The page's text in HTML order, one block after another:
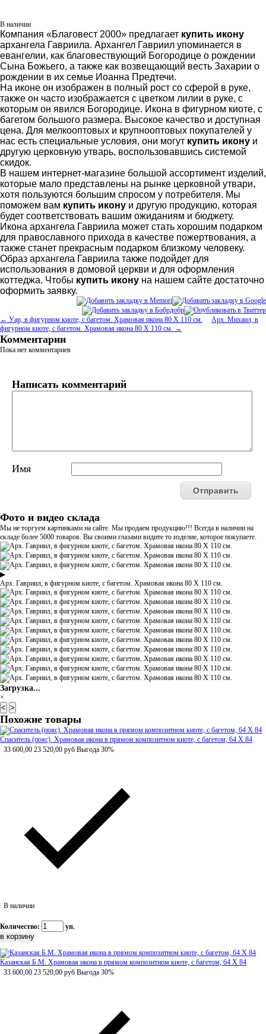
В наличии
Компания «Благовест 2000» предлагает купить икону
архангела Гавриила. Архангел Гавриил упоминается в
евангелии, как благовествующий Богородице о рождении
Сына Божьего, а также как возвещающий весть Захарии о
рождении в их семье Иоанна Предтечи.
На иконе он изображен в полный рост со сферой в руке,
также он часто изображается с цветком лилии в руке, с
которым он явился Богородице. Икона в фигурном киоте, с
багетом большого размера. Высокое качество и доступная
цена. Для мелкооптовых и крупнооптовых покупателей у
нас есть специальные условия, они могут купить икону и
другую церковную утварь, воспользовавшись системой
скидок.
В нашем интернет-магазине большой ассортимент изделий,
которые мало представлены на рынке церковной утвари,
хотя пользуются большим спросом у потребителя. Мы
поможем вам купить икону и другую продукцию, которая
будет соответствовать вашим ожиданиям и бюджету.
Икона архангела Гавриила может стать хорошим подарком
для православного прихода в качестве пожертвования, а
также станет прекрасным подарком близкому человеку.
Образ архангела Гавриила также подойдет для
использования в домовой церкви и для оформления
коттеджа. Чтобы купить икону на нашем сайте достаточно
оформить заявку.
← Уар, в фигурном киоте, с багетом. Храмовая икона 80 Х 110 см.
Арх. Михаил, в
фигурном киоте, с багетом. Храмовая икона 80 Х 110 см. →
Комментарии
Пока нет комментариев
Написать комментарий
Имя
Фото и видео склада
Мы не торгуем картинками на сайте. Мы продаем продукцию!!! Всегда в наличии на
складе более 5000 товаров. Вы своими глазами видите то изделие, которое покупаете.
▶
Арх. Гавриил, в фигурном киоте, с багетом. Храмовая икона 80 Х 110 см.
Загрузка...
×
< >
Похожие товары
Спаситель (пояс). Храмовая икона в прямом композитном киоте, с багетом, 64 Х 84
33 600,00 23 520,00 руб Выгода 30%
В наличии
Количество: уп.
Казанская Б.М. Храмовая икона в прямом композитном киоте, с багетом, 64 Х 84
33 600,00 23 520,00 руб Выгода 30%